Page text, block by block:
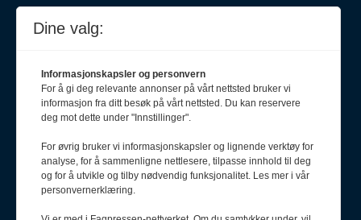
Meld deg på nyhetsbrev
Dine valg:
Informasjonskapsler og personvern
For å gi deg relevante annonser på vårt nettsted bruker vi
informasjon fra ditt besøk på vårt nettsted. Du kan reservere
deg mot dette under "Innstillinger".
For øvrig bruker vi informasjonskapsler og lignende verktøy for
analyse, for å sammenligne nettlesere, tilpasse innhold til deg
og for å utvikle og tilby nødvendig funksjonalitet. Les mer i vår
personvernerklæring.